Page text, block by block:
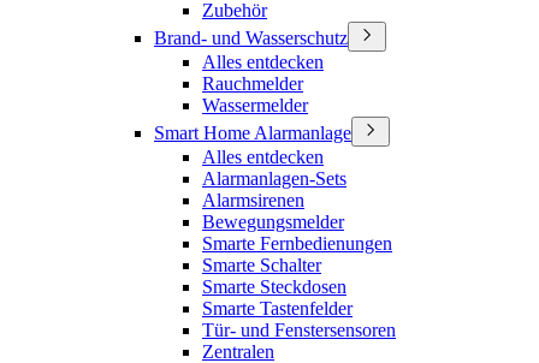
Zubehör
Brand- und Wasserschutz
Alles entdecken
Rauchmelder
Wassermelder
Smart Home Alarmanlage
Alles entdecken
Alarmanlagen-Sets
Alarmsirenen
Bewegungsmelder
Smarte Fernbedienungen
Smarte Schalter
Smarte Steckdosen
Smarte Tastenfelder
Tür- und Fenstersensoren
Zentralen